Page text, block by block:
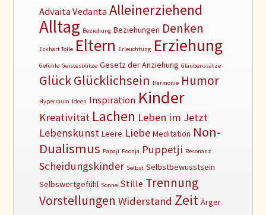
Advaita Vedanta Alleinerziehend
Alltag Beziehung Beziehungen Denken
Eckhart Tolle Eltern Erleuchtung Erziehung
Gefühle Geistesblitze Gesetz der Anziehung Glaubenssätze
GlückGlücklichsein Harmonie Humor
Hyperraum Ideen Inspiration Kinder
Kreativität Lachen Leben im Jetzt
Lebenskunst Leere Liebe Meditation Non-
Dualismus Papaji Poonja Puppetji Resonanz
Scheidungskinder Selbst Selbstbewusstsein
Selbswertgefühl Sonne Stille Trennung
Vorstellungen Widerstand Zeit Ärger